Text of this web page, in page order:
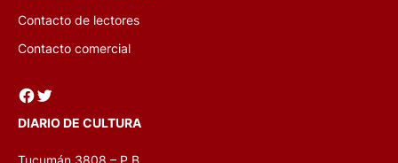
Contacto de lectores
Contacto comercial
Facebook Twitter
DIARIO DE CULTURA
Tucumán 3808 – P.B.